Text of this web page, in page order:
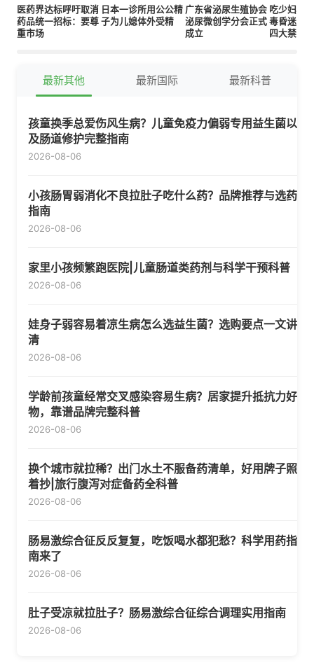
医药界达标呼吁取消
药品统一招标：要尊
重市场
日本一诊所用公公精
子为儿媳体外受精
广东省泌尿生殖协会
泌尿微创学分会正式
成立
吃少妇黑
毒昏迷 吃
四大禁忌
最新其他 最新国际 最新科普
孩童换季总爱伤风生病？儿童免疫力偏弱专用益生菌以
及肠道修护完整指南
2026-08-06
小孩肠胃弱消化不良拉肚子吃什么药？品牌推荐与选药
指南
2026-08-06
家里小孩频繁跑医院|儿童肠道类药剂与科学干预科普
2026-08-06
娃身子弱容易着凉生病怎么选益生菌？选购要点一文讲
清
2026-08-06
学龄前孩童经常交叉感染容易生病？居家提升抵抗力好
物，靠谱品牌完整科普
2026-08-06
换个城市就拉稀？出门水土不服备药清单，好用牌子照
着抄|旅行腹泻对症备药全科普
2026-08-06
肠易激综合征反反复复，吃饭喝水都犯愁？科学用药指
南来了
2026-08-06
肚子受凉就拉肚子？肠易激综合征综合调理实用指南
2026-08-06